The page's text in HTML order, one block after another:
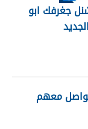
جغرفك ابو
معهم